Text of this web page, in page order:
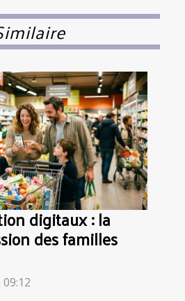
digitaux : la
des familles